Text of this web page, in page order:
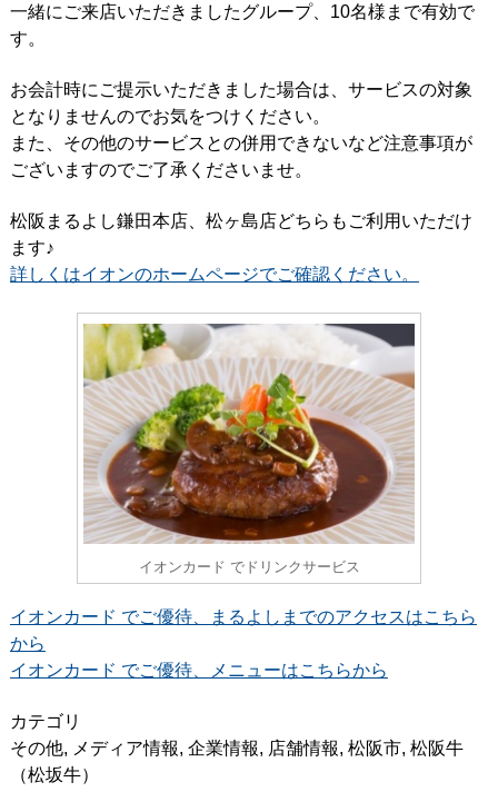
一緒にご来店いただきましたグループ、10名様まで有効で
す。
お会計時にご提示いただきました場合は、サービスの対象
となりませんのでお気をつけください。
また、その他のサービスとの併用できないなど注意事項が
ございますのでご了承くださいませ。
松阪まるよし鎌田本店、松ヶ島店どちらもご利用いただけ
ます♪
詳しくはイオンのホームページでご確認ください。
イオンカード でドリンクサービス
イオンカード でご優待、まるよしまでのアクセスはこちら
から
イオンカード でご優待、メニューはこちらから
カテゴリ
その他, メディア情報, 企業情報, 店舗情報, 松阪市, 松阪牛
（松坂牛）